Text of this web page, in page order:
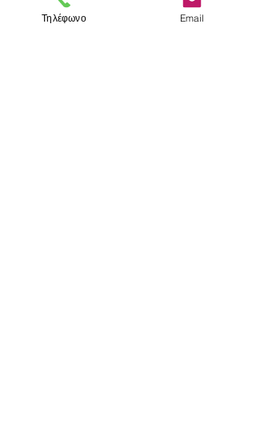
Τηλέφωνο Email